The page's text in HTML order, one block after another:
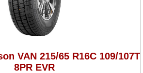
VAN 215/65 R16C 109/107T
8PR EVR